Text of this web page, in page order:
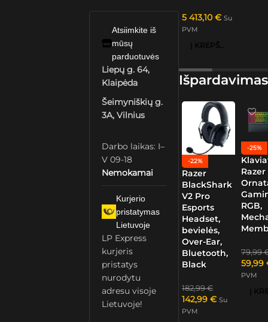
Atsiimkite iš
mūsų
parduotuvės
Liepų g. 64,
Klaipėda
Šeimyniškių g.
3A, Vilnius
Darbo laikas: I–
V 09-18
Nemokamai
Kurjerio
pristatymas
Lietuvoje
LP Express
kurjeris
pristatys
nurodytu
adresu visoje
Lietuvoje!
5 413,10 € Su
PVM
Į KREPŠELĮ
Išpardavimas
-22%
Razer
BlackShark
V2 Pro
Esports
Headset,
bevielės,
Over-Ear,
Bluetooth,
Black
182,99€
142,99 € Su
PVM
-25%
Razer
RGB,
79,99
59,99
PVM